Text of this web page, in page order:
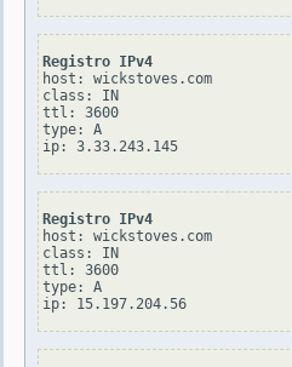
Registro IPv4
host: wickstoves.com
class: IN
ttl: 3600
type: A
Registro IPv4
host: wickstoves.com
class: IN
ttl: 3600
type: A